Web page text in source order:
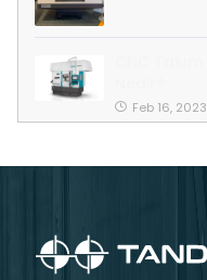
Feb 16, 2023